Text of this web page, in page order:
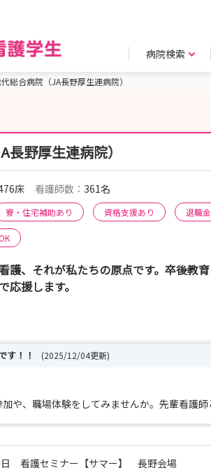
病院検索
総合病院（JA長野厚生連病院）
野厚生連病院）
床 看護師数： 361名
寮・住宅補助あり 資格支援あり 退職
護、それが私たちの原点です。卒後教
応援します。
す！！ (2025/12/04更新)
や、職場体験をしてみませんか。先輩看護
看護セミナー【サマー】 長野会場